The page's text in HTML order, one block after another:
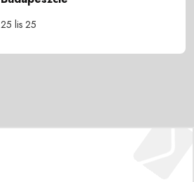
25 lis 25